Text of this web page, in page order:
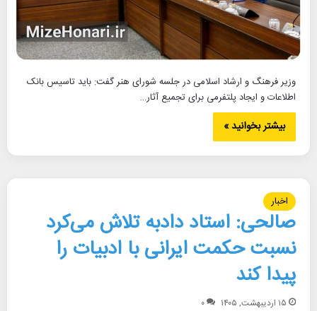
وزیر فرهنگ و ارشاد اسلامی در جلسه شورای هنر گفت: باید تاسیس بانک
اطلاعات و ایجاد پلتفرمی برای تجمیع آثار…
بیشتر بخوانید »
اخبار
صالحی: استاد دادبه تلاش می‌کرد
نسبت حکمت ایرانی با ادبیات را
پیدا کند
۱۵ اردیبهشت, ۱۴۰۵ ۰